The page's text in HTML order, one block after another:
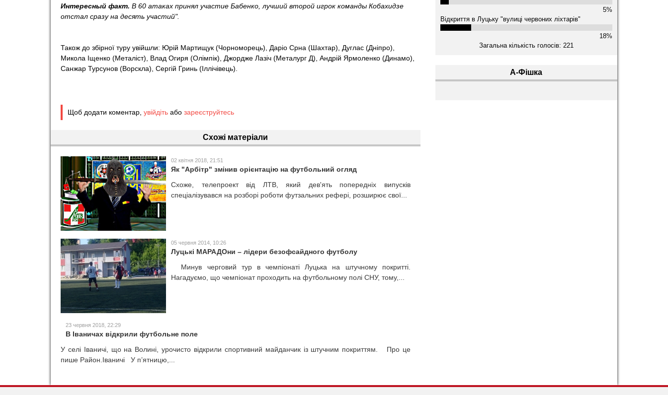
Интересный факт. В 60 атаках принял участие Бабенко, лучший второй игрок команды Кобахидзе
отстал сразу на десять участий".
Також до збірної туру увійшли: Юрій Мартищук (Чорноморець), Даріо Срна (Шахтар), Дуглас (Дніпро),
Микола Іщенко (Металіст), Влад Огиря (Олімпік), Джордже Лазіч (Металург Д), Андрій Ярмоленко (Динамо),
Санжар Турсунов (Ворскла), Сергій Гринь (Іллічівець).
Щоб додати коментар, увійдіть або зареєструйтесь
Схожі матеріали
02 квітня 2018, 21:51
Як "Арбітр" змінив орієнтацію на футбольний огляд
Схоже, телепроект від ЛТВ, який дев'ять попередніх випусків
спеціалізувався на розборі роботи футзальних рефері, розширює свої...
05 червня 2014, 10:26
Луцькі МАРАДОни – лідери безофсайдного футболу
Минув черговий тур в чемпіонаті Луцька на штучному покритті.
Нагадуємо, що чемпіонат проходить на футбольному полі СНУ, тому,...
23 червня 2018, 22:29
В Іваничах відкрили футбольне поле
У селі Іваничі, що на Волині, урочисто відкрили спортивний майданчик із штучним покриттям. Про це
пише Район.Іваничі У п’ятницю,...
5%
Відкриття в Луцьку "вулиці червоних ліхтарів"
18%
Загальна кількість голосів: 221
А-Фішка